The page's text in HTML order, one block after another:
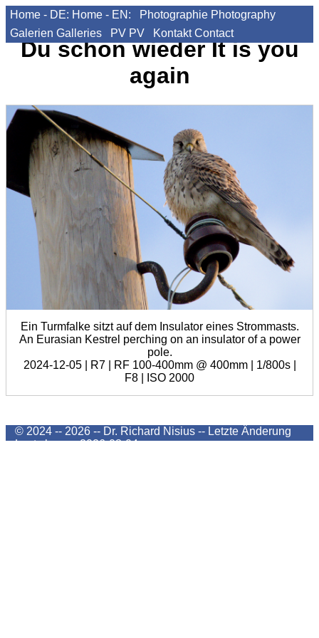
Home - DE: Home - EN: Photographie Photography
Galerien Galleries PV PV Kontakt Contact
Du schon wiederIt is you
again
Ein Turmfalke sitzt auf dem Insulator eines Strommasts.
An Eurasian Kestrel perching on an insulator of a power
pole.
2024-12-05 | R7 | RF 100-400mm @ 400mm | 1/800s |
F8 | ISO 2000
© 2024 -- 2026 -- Dr. Richard Nisius -- Letzte Änderung
Last change2026-08-04